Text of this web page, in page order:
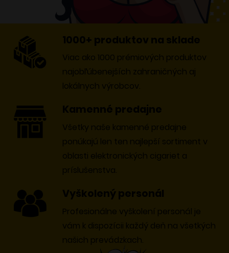
1000+ produktov na sklade
Viac ako 1000 prémiových produktov
najobľúbenejších zahraničných aj
lokálnych výrobcov.
Kamenné predajne
Všetky naše kamenné predajne
ponúkajú len ten najlepší sortiment v
oblasti elektronických cigariet a
príslušenstva.
Vyškolený personál
Profesionálne vyškolení personál je
vám k dispozícii každý deň na všetkých
našich prevádzkach.